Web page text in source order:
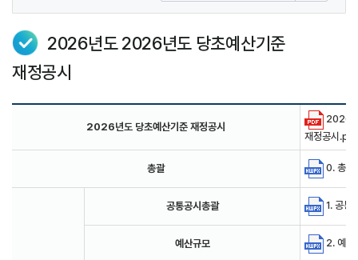
2026년도 2026년도 당초예산기준
재정공시
2026년도 당초예산기준 재정공시
2026
재정공시
총괄 0. 총
공통공시총괄 1. 공
예산규모 2. 예